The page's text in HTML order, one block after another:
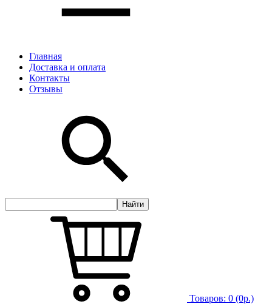
Главная
Доставка и оплата
Контакты
Отзывы
Товаров: 0 (0р.)